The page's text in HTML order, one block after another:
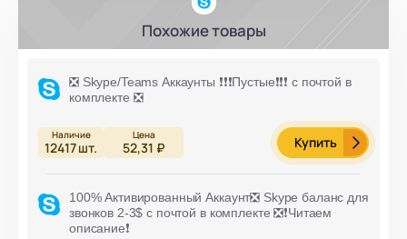
Похожие товары
❎ Skype/Teams Аккаунты ❗️❗️❗️Пустые❗️❗️❗️ с почтой в
комплекте ❎
12417шт. 52,31 ₽ Купить
100% Активированный Аккаунт❎ Skype баланс для
звонков 2-3$ с почтой в комплекте ❎❗️Читаем
описание❗️